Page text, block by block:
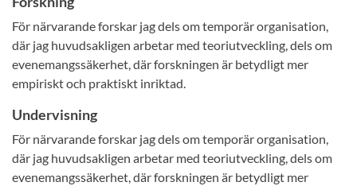
För närvarande forskar jag dels om temporär organisation,
där jag huvudsakligen arbetar med teoriutveckling, dels om
evenemangssäkerhet, där forskningen är betydligt mer
empiriskt och praktiskt inriktad.
Undervisning
För närvarande forskar jag dels om temporär organisation,
där jag huvudsakligen arbetar med teoriutveckling, dels om
evenemangssäkerhet, där forskningen är betydligt mer